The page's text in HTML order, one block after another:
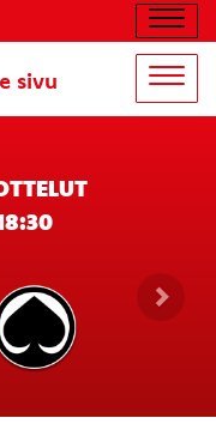
sivu